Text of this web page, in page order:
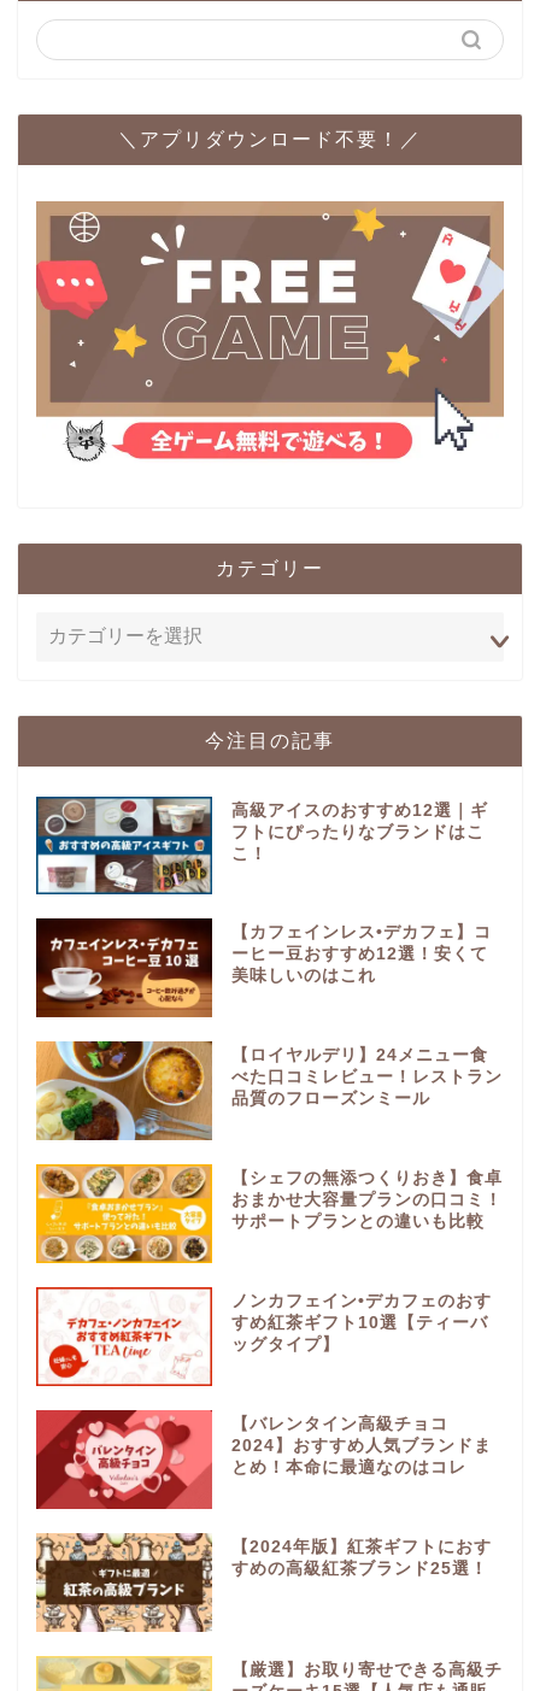
＼アプリダウンロード不要！／
カテゴリー
今注目の記事
高級アイスのおすすめ12選｜ギ
フトにぴったりなブランドはこ
こ！
【カフェインレス•デカフェ】コ
ーヒー豆おすすめ12選！安くて
美味しいのはこれ
【ロイヤルデリ】24メニュー食
べた口コミレビュー！レストラン
品質のフローズンミール
【シェフの無添つくりおき】食卓
おまかせ大容量プランの口コミ！
サポートプランとの違いも比較
ノンカフェイン•デカフェのおす
すめ紅茶ギフト10選【ティーバ
ッグタイプ】
【バレンタイン高級チョコ
2024】おすすめ人気ブランドま
とめ！本命に最適なのはコレ
【2024年版】紅茶ギフトにおす
すめの高級紅茶ブランド25選！
【厳選】お取り寄せできる高級チ